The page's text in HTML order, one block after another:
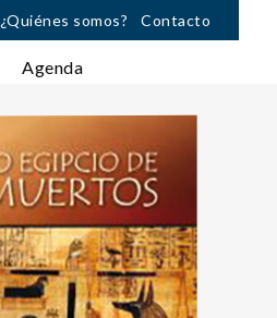
¿Quiénes somos? Contacto
Agenda